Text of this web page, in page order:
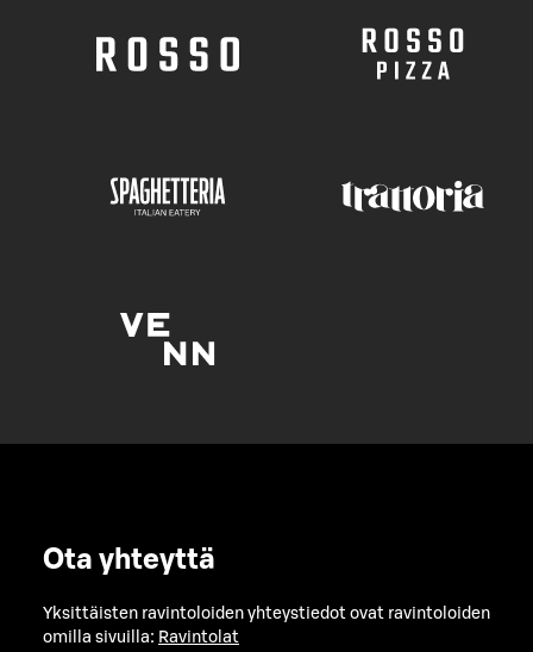
Ota yhteyttä
Yksittäisten ravintoloiden yhteystiedot ovat ravintoloiden
omilla sivuilla: Ravintolat